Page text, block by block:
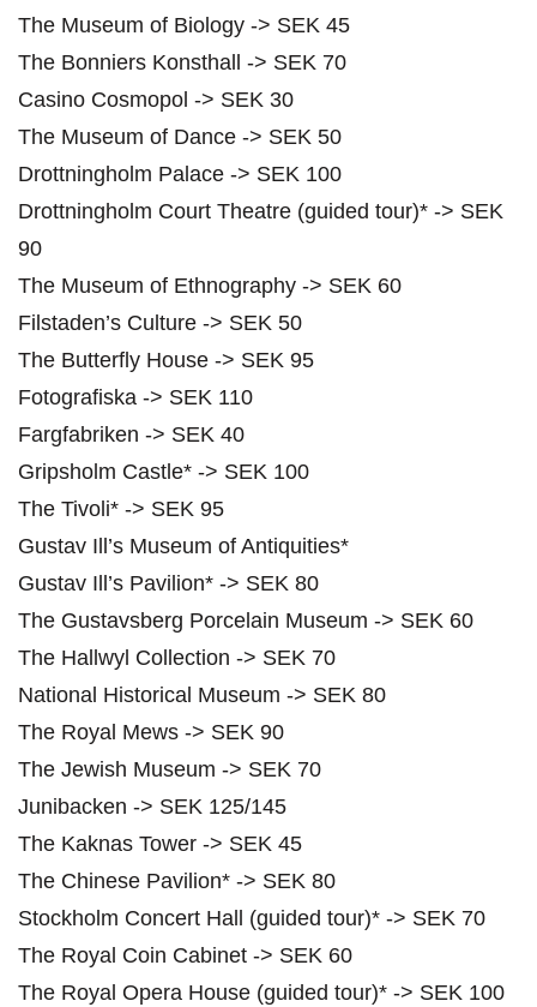
The Museum of Biology -> SEK 45
The Bonniers Konsthall -> SEK 70
Casino Cosmopol -> SEK 30
The Museum of Dance -> SEK 50
Drottningholm Palace -> SEK 100
Drottningholm Court Theatre (guided tour)* -> SEK
90
The Museum of Ethnography -> SEK 60
Filstaden’s Culture -> SEK 50
The Butterfly House -> SEK 95
Fotografiska -> SEK 110
Fargfabriken -> SEK 40
Gripsholm Castle* -> SEK 100
The Tivoli* -> SEK 95
Gustav Ill’s Museum of Antiquities*
Gustav Ill’s Pavilion* -> SEK 80
The Gustavsberg Porcelain Museum -> SEK 60
The Hallwyl Collection -> SEK 70
National Historical Museum -> SEK 80
The Royal Mews -> SEK 90
The Jewish Museum -> SEK 70
Junibacken -> SEK 125/145
The Kaknas Tower -> SEK 45
The Chinese Pavilion* -> SEK 80
Stockholm Concert Hall (guided tour)* -> SEK 70
The Royal Coin Cabinet -> SEK 60
The Royal Opera House (guided tour)* -> SEK 100